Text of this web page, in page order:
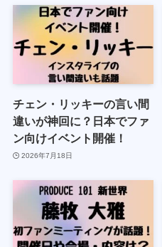
チェン・リッキーの言い間
違いが神回に？日本でファ
ン向けイベント開催！
2026年7月18日